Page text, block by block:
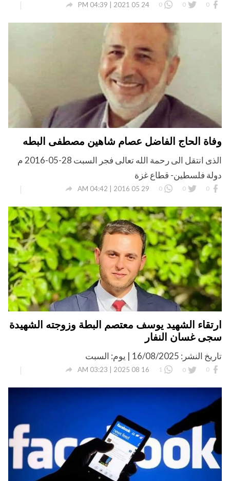
0
0
0
24 05 2021 | 04:39 PM

وفاة الحاج الفاضل عصام شاهين مصطفى البطه
الذى انتقل الى رحمة الله تعالى فجر السبت 28-05-2016 م
دولة فلسطين- قطاع غزة
0
0
0
29 05 2016 | 04:42 AM

ارتقاء الشهيد يوسف معتصم البطة وزوجته الشهيدة
سجى غسان النفار
تاريخ النشر: 16/08/2025 | يوم: السبت
0
0
1
16 08 2025 | 03:23 AM
